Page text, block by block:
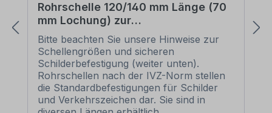
Rohrschelle 120/140 mm Länge (70
mm Lochung) zur
Schilderbefestigung
Bitte beachten Sie unsere Hinweise zur
Schellengrößen und sicheren
Schilderbefestigung (weiter unten).
Rohrschellen nach der IVZ-Norm stellen
die Standardbefestigungen für Schilder
und Verkehrszeichen dar. Sie sind in